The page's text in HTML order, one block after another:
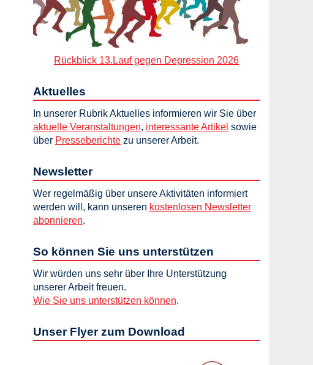
Rückblick 13.Lauf gegen Depression 2026
Aktuelles
In unserer Rubrik Aktuelles informieren wir Sie über
aktuelle Veranstaltungen, interessante Artikel sowie
über Presseberichte zu unserer Arbeit.
Newsletter
Wer regelmäßig über unsere Aktivitäten informiert
werden will, kann unseren kostenlosen Newsletter
abonnieren.
So können Sie uns unterstützen
Wir würden uns sehr über Ihre Unterstützung
unserer Arbeit freuen.
Wie Sie uns unterstützen können.
Unser Flyer zum Download